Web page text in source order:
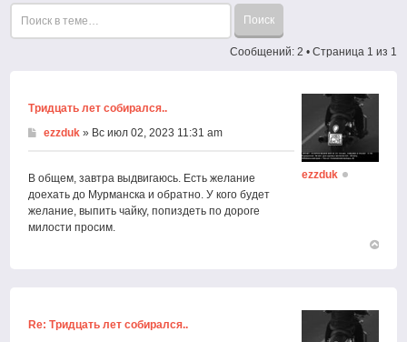
Сообщений: 2 • Страница 1 из 1
Тридцать лет собирался..
ezzduk » Вс июл 02, 2023 11:31 am
В общем, завтра выдвигаюсь. Есть желание
доехать до Мурманска и обратно. У кого будет
желание, выпить чайку, попиздеть по дороге
милости просим.
ezzduk
Re: Тридцать лет собирался..